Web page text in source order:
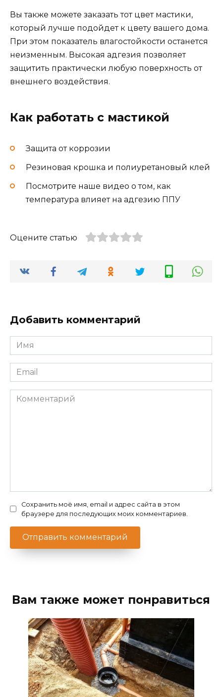
Вы также можете заказать тот цвет мастики,
который лучше подойдет к цвету вашего дома.
При этом показатель влагостойкости останется
неизменным. Высокая адгезия позволяет
защитить практически любую поверхность от
внешнего воздействия.
Как работать с мастикой
Защита от коррозии
Резиновая крошка и полиуретановый клей
Посмотрите наше видео о том, как
температура влияет на адгезию ППУ
Оцените статью
Добавить комментарий
Имя
*
Email
*
Комментарий
Сохранить моё имя, email и адрес сайта в этом
браузере для последующих моих комментариев.
Вам также может понравиться